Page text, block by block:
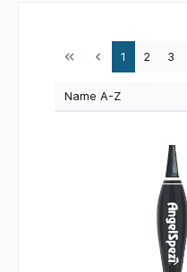
Seite
1 Seite
2 3